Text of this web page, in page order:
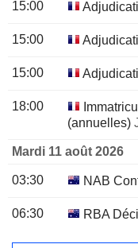
15:00
15:00
15:00
18:00
(annuelles)
Mardi 11 août 2026
03:30 NAB
06:30 RBA